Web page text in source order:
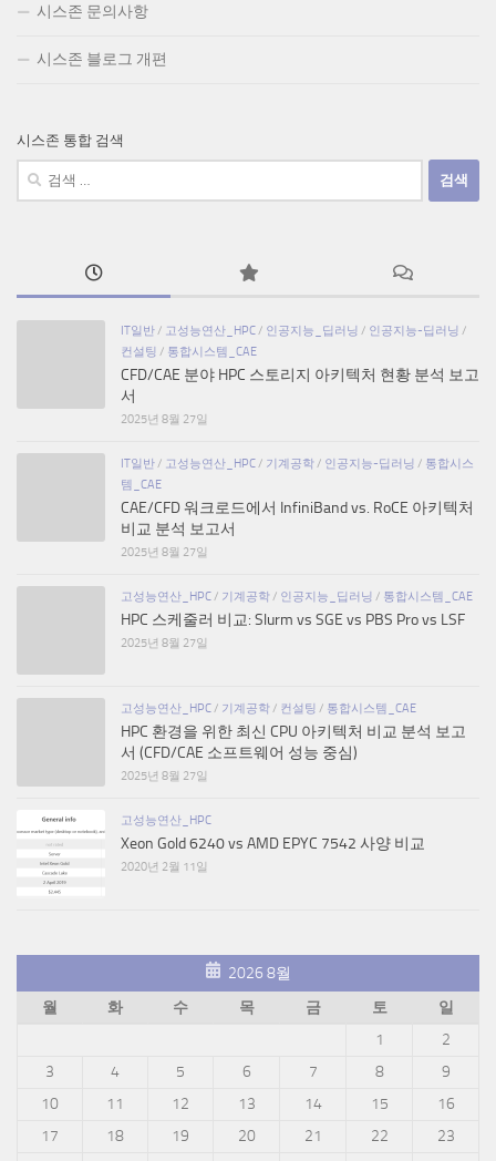
시스존 문의사항
시스존 블로그 개편
시스존 통합 검색
검
IT일반 / 고성능연산_HPC / 인공지능_딥러닝 / 인공지능-딥러닝 /
컨설팅 / 통합시스템_CAE
CFD/CAE 분야 HPC 스토리지 아키텍처 현황 분석 보고
서
2025년 8월 27일
IT일반 / 고성능연산_HPC / 기계공학 / 인공지능-딥러닝 / 통합시스
템_CAE
CAE/CFD 워크로드에서 InfiniBand vs. RoCE 아키텍처
비교 분석 보고서
2025년 8월 27일
고성능연산_HPC / 기계공학 / 인공지능_딥러닝 / 통합시스템_CAE
HPC 스케줄러 비교: Slurm vs SGE vs PBS Pro vs LSF
2025년 8월 27일
고성능연산_HPC / 기계공학 / 컨설팅 / 통합시스템_CAE
HPC 환경을 위한 최신 CPU 아키텍처 비교 분석 보고
서 (CFD/CAE 소프트웨어 성능 중심)
2025년 8월 27일
고성능연산_HPC
Xeon Gold 6240 vs AMD EPYC 7542 사양 비교
2020년 2월 11일
2026 8월
월
화 수 목 금 토
일
1
2
3
4 5 6 7 8
9
10
11 12 13 14 15
16
17
18 19 20 21 22
23